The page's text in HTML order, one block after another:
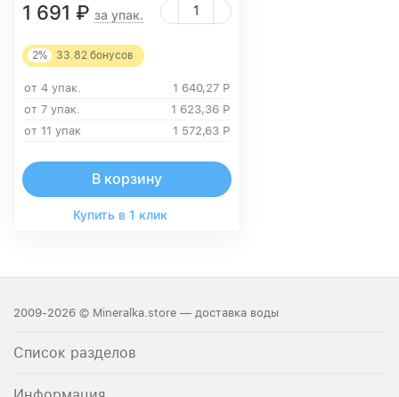
1 691 ₽ за упак.
2% 33.82 бонусов
от 4 упак. 1 640,27 Р
от 7 упак.
1 623,36 Р
от 11 упак
1 572,63 Р
В корзину
Купить в 1 клик
2009-2026 © Mineralka.store — доставка воды
Список разделов